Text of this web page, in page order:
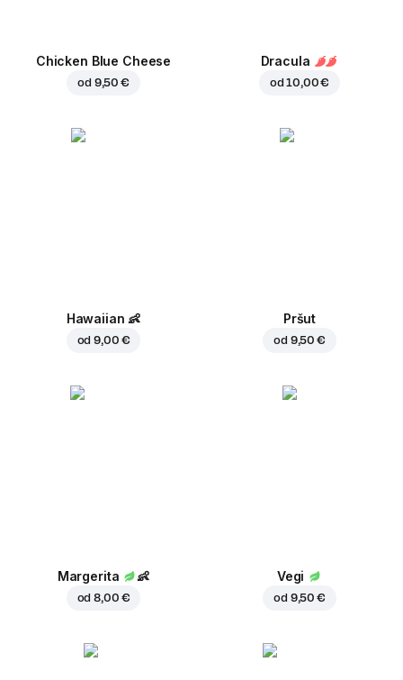
Chicken Blue Cheese
od 9,50 €
Dracula
od10,00 €
Hawaiian 👶
od9,00 €
Pršut
od 9,50 €
Margerita 👶
od8,00 €
Vegi
od 9,50 €